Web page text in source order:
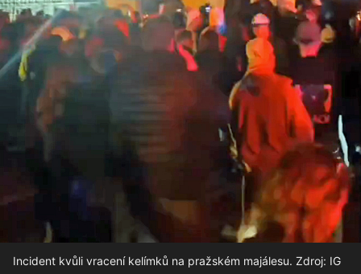
Incident kvůli vracení kelímků na pražském majálesu. Zdroj: IG